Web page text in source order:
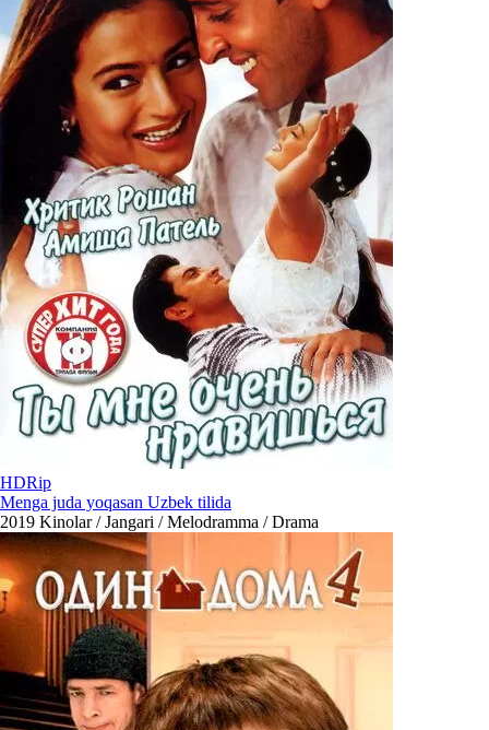
HDRip
Menga juda yoqasan Uzbek tilida
2019 Kinolar / Jangari / Melodramma / Drama